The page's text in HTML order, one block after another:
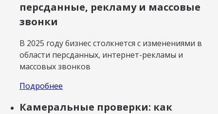
персданные, рекламу и массовые
звонки
В 2025 году бизнес столкнется с изменениями в
области персданных, интернет-рекламы и
массовых звонков
Подробнее
Камеральные проверки: как